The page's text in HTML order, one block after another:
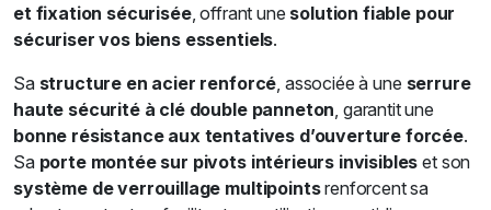
et fixation sécurisée, offrant une solution fiable pour
sécuriser vos biens essentiels.
Sa structure en acier renforcé , associée à une serrure
haute sécurité à clé double panneton , garantit une
bonne résistance aux tentatives d’ouverture forcée.
Sa porte montée sur pivots intérieurs invisibles et son
système de verrouillage multipointsrenforcent sa